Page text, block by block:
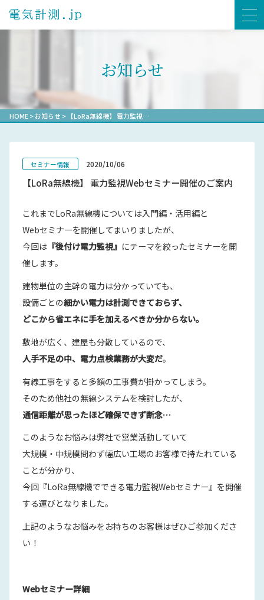
お知らせ
HOME>お知らせ > 【LoRa無線機】 電力監視…
セミナー情報 2020/10/06
【LoRa無線機】 電力監視Webセミナー開催のご案内
これまでLoRa無線機については入門編・活用編と
Webセミナーを開催してまいりましたが、
今回は『後付け電力監視』 にテーマを絞ったセミナーを開
催します。
建物単位の主幹の電力は分かっていても、
設備ごとの細かい電力は計測できておらず、
どこから省エネに手を加えるべきか分からない。
敷地が広く、建屋も分散しているので、
人手不足の中、電力点検業務が大変だ。
有線工事をすると多額の工事費が掛かってしまう。
そのため他社の無線システムを検討したが、
通信距離が思ったほど確保できず断念…
このようなお悩みは弊社で営業活動していて
大規模・中規模問わず幅広い工場のお客様で持たれている
ことが分かり、
今回『LoRa無線機でできる電力監視Webセミナー』を開催
する運びとなりました。
上記のようなお悩みをお持ちのお客様はぜひご参加くださ
い！
Webセミナー詳細